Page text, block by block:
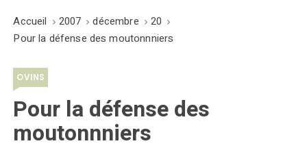
Accueil 2007 décembre
20
Pour la défense des moutonnniers
OVINS
Pour la défense des
moutonnniers